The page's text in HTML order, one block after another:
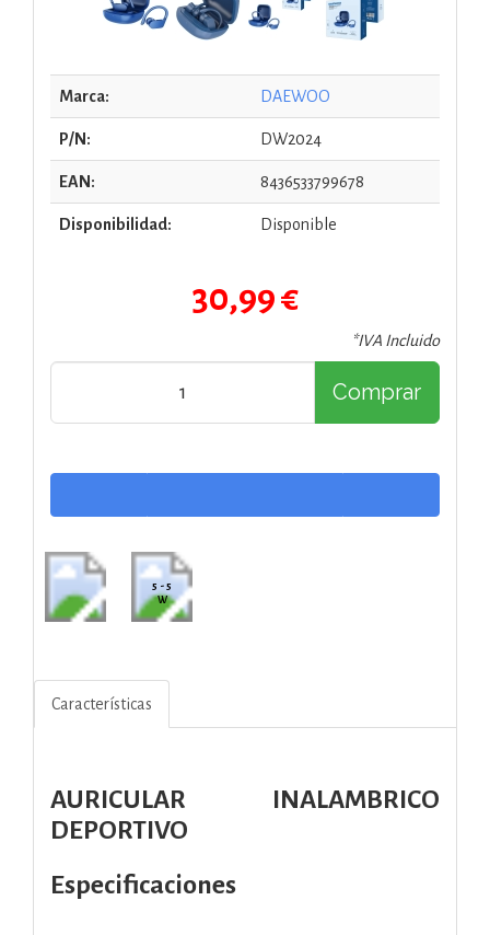
Marca: DAEWOO
P/N: DW2024
EAN: 8436533799678
Disponibilidad: Disponible
30,99 €
*IVA Incluido
Comprar
5 - 5
W
Características
AURICULAR INALAMBRICO
DEPORTIVO
Especificaciones